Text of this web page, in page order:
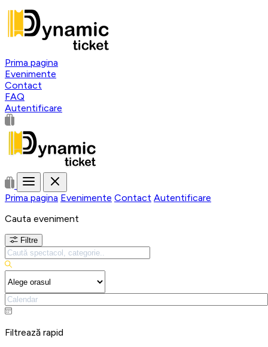
Prima pagina
Evenimente
Contact
FAQ
Autentificare
Prima pagina Evenimente Contact Autentificare
Cauta eveniment
Filtre
Filtrează rapid